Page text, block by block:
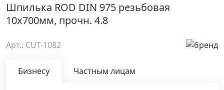
Распродажа
Уценка
Анкерная техника
Шпилька ROD DIN 975 резьбовая
10х700мм, прочн. 4.8
Арт.: CUT-1082
Бизнесу Частным лицам